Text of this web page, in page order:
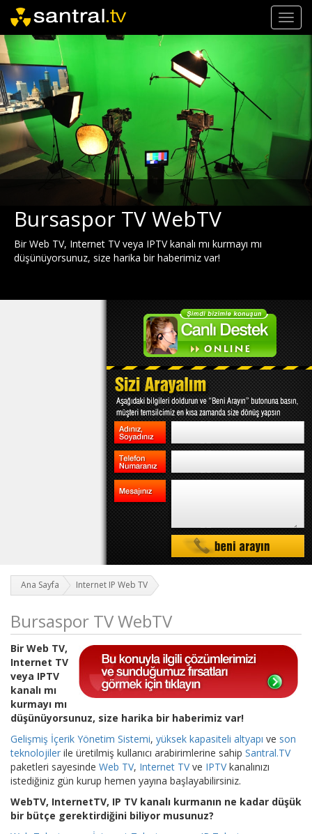
Bursaspor TV WebTV
Bir Web TV, Internet TV veya IPTV kanalı mı kurmayı mı
düşünüyorsunuz, size harika bir haberimiz var!
Ana Sayfa Internet IP Web TV
Bursaspor TV WebTV
Bir Web TV,
Internet TV
veya IPTV
kanalı mı
kurmayı mı
düşünüyorsunuz, size harika bir haberimiz var!
Gelişmiş İçerik Yönetim Sistemi, yüksek kapasiteli altyapı ve son
teknolojiler ile üretilmiş kullanıcı arabirimlerine sahip Santral.TV
paketleri sayesinde Web TV, Internet TVve IPTVkanalınızı
istediğiniz gün kurup hemen yayına başlayabilirsiniz.
WebTV, InternetTV, IP TV kanalı kurmanın ne kadar düşük
bir bütçe gerektirdiğini biliyor musunuz?